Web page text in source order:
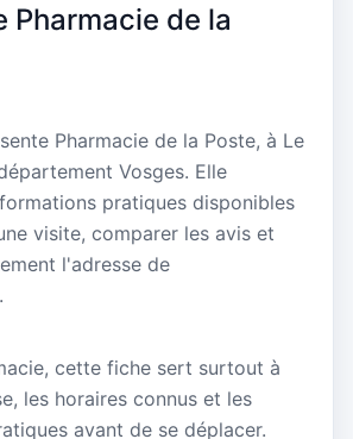
Pharmacie de la
Pharmacie de la Poste, à Le
Vosges. Elle
pratiques disponibles
visite, comparer les avis et
l'adresse de
cette fiche sert surtout à
les horaires connus et les
avant de se déplacer.